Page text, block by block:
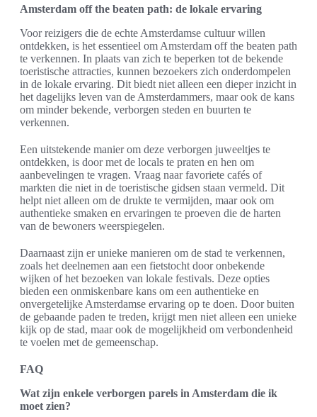
Amsterdam off the beaten path: de lokale ervaring
Voor reizigers die de echte Amsterdamse cultuur willen
ontdekken, is het essentieel om Amsterdam off the beaten path
te verkennen. In plaats van zich te beperken tot de bekende
toeristische attracties, kunnen bezoekers zich onderdompelen
in de lokale ervaring. Dit biedt niet alleen een dieper inzicht in
het dagelijks leven van de Amsterdammers, maar ook de kans
om minder bekende, verborgen steden en buurten te
verkennen.
Een uitstekende manier om deze verborgen juweeltjes te
ontdekken, is door met de locals te praten en hen om
aanbevelingen te vragen. Vraag naar favoriete cafés of
markten die niet in de toeristische gidsen staan vermeld. Dit
helpt niet alleen om de drukte te vermijden, maar ook om
authentieke smaken en ervaringen te proeven die de harten
van de bewoners weerspiegelen.
Daarnaast zijn er unieke manieren om de stad te verkennen,
zoals het deelnemen aan een fietstocht door onbekende
wijken of het bezoeken van lokale festivals. Deze opties
bieden een onmiskenbare kans om een authentieke en
onvergetelijke Amsterdamse ervaring op te doen. Door buiten
de gebaande paden te treden, krijgt men niet alleen een unieke
kijk op de stad, maar ook de mogelijkheid om verbondenheid
te voelen met de gemeenschap.
FAQ
Wat zijn enkele verborgen parels in Amsterdam die ik
moet zien?